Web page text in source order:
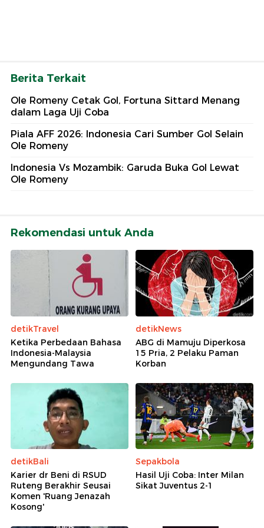
Berita Terkait
Ole Romeny Cetak Gol, Fortuna Sittard Menang
dalam Laga Uji Coba
Piala AFF 2026: Indonesia Cari Sumber Gol Selain
Ole Romeny
Indonesia Vs Mozambik: Garuda Buka Gol Lewat
Ole Romeny
Rekomendasi untuk Anda
detikTravel
Ketika Perbedaan Bahasa
Indonesia-Malaysia
Mengundang Tawa
detikNews
ABG di Mamuju Diperkosa
15 Pria, 2 Pelaku Paman
Korban
detikBali
Karier dr Beni di RSUD
Ruteng Berakhir Seusai
Komen 'Ruang Jenazah
Kosong'
Sepakbola
Hasil Uji Coba: Inter Milan
Sikat Juventus 2-1